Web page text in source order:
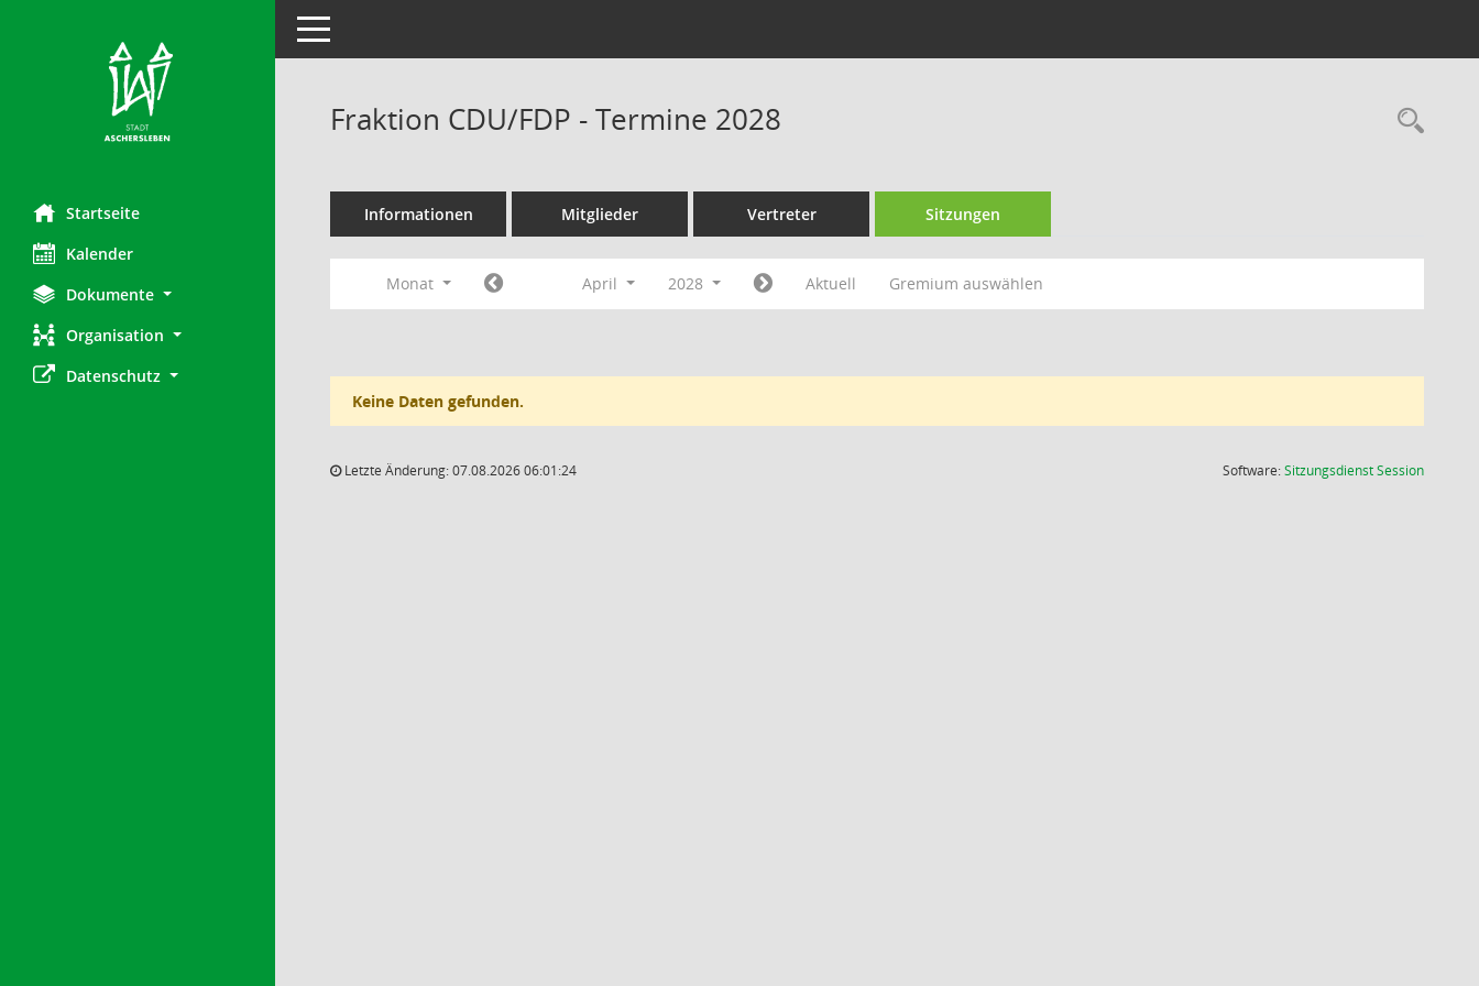
Startseite
Kalender
Dokumente
Organisation
Datenschutz
Toggle navigation
Fraktion CDU/FDP - Termine 2028
Informationen Mitglieder Vertreter Sitzungen
Monat April 2028 Aktuell Gremium auswählen
Keine Daten gefunden.
Letzte Änderung: 07.08.2026 06:01:24 Software:SitzungsdienstSession(Wird in